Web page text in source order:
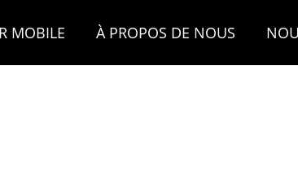
MOBILE À PROPOS DE NOUS